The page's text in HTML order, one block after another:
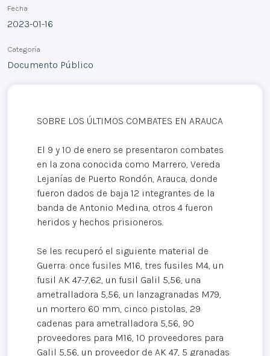
Fecha
2023-01-16
Categoría
Documento Público
SOBRE LOS ÚLTIMOS COMBATES EN ARAUCA
El 9 y 10 de enero se presentaron combates
en la zona conocida como Marrero, Vereda
Lejanías de Puerto Rondón, Arauca, donde
fueron dados de baja 12 integrantes de la
banda de Antonio Medina, otros 4 fueron
heridos y hechos prisioneros.
Se les recuperó el siguiente material de
Guerra: once fusiles M16, tres fusiles M4, un
fusil AK 47-7,62, un fusil Galil 5,56, una
ametralladora 5,56, un lanzagranadas M79,
un mortero 60 mm, cinco pistolas, 29
cadenas para ametralladora 5,56, 90
proveedores para M16, 10 proveedores para
Galil 5,56, un proveedor de AK 47, 5 granadas